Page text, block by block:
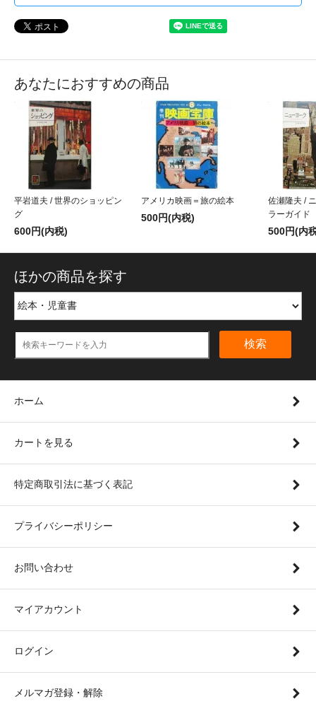
あなたにおすすめの商品
平岩道夫 / 世界のショッピン
グ
600円(内税)
アメリカ映画＝旅の絵本
500円(内税)
佐瀬隆夫 /
ラーガイド
500円(内
ほかの商品を探す
検索
ホーム
カートを見る
特定商取引法に基づく表記
プライバシーポリシー
お問い合わせ
マイアカウント
ログイン
メルマガ登録・解除